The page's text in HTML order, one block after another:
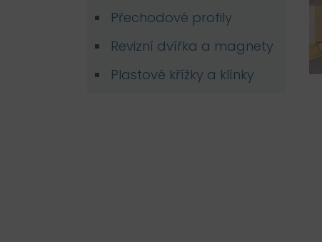
Přechodové profily
Revizní dvířka a magnety
Plastové křížky a klínky